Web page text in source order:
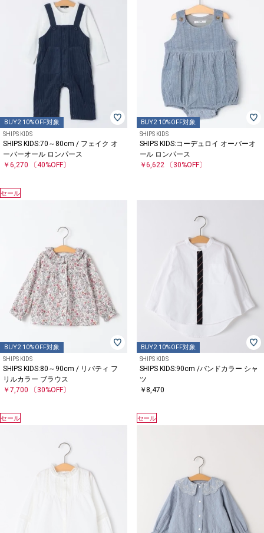
BUY2 10%OFF対象
SHIPS KIDS
SHIPS KIDS:70～80cm / フェイク オ
ーバーオール ロンパース
￥6,270 〔40%OFF〕
BUY2 10%OFF対象
SHIPS KIDS
SHIPS KIDS:コーデュロイ オーバーオ
ール ロンパース
￥6,622
〔30%OFF〕
セール
BUY2 10%OFF対象
SHIPS KIDS
SHIPS KIDS:80～90cm / リバティ フ
リルカラー ブラウス
￥7,700 〔30%OFF〕
BUY2 10%OFF対象
SHIPS KIDS
SHIPS KIDS:90cm /バンドカラー シャ
ツ
￥8,470
セール セール